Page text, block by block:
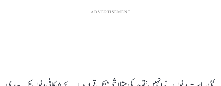
ADVERTISEMENT